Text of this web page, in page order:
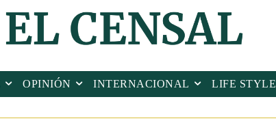
OPINIÓN INTERNACIONAL LIFE STYLE